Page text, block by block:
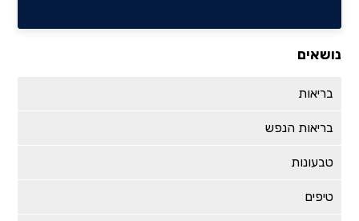
נושאים
בריאות
בריאות הנפש
טבעונות
טיפים